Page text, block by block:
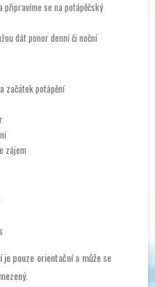
připravíme se na potápěčský
dát ponor denní či noční
začátek potápění
zájem
pouze orientační a může se